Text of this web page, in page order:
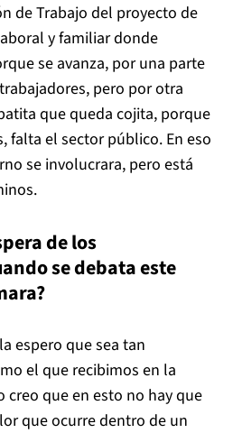
de Trabajo del proyecto de
y familiar donde
se avanza, por una parte
pero por otra
que queda cojita, porque
falta el sector público. En eso
se involucrara, pero está
de los
se debata este
espero que sea tan
el que recibimos en la
creo que en esto no hay que
que ocurre dentro de un